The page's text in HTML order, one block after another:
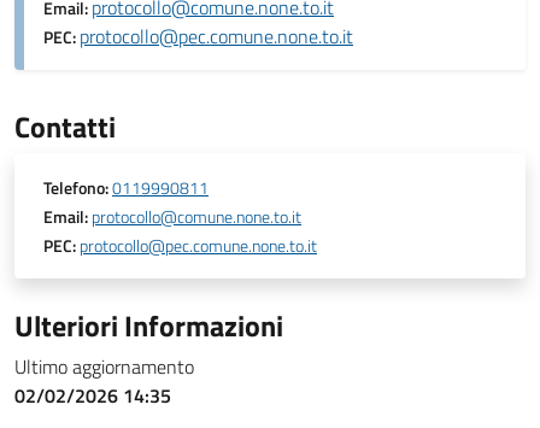
Email:protocollo@comune.none.to.it
PEC:protocollo@pec.comune.none.to.it
Contatti
Telefono:0119990811
Email:protocollo@comune.none.to.it
PEC:protocollo@pec.comune.none.to.it
Ulteriori Informazioni
Ultimo aggiornamento
02/02/2026 14:35